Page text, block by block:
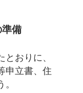
備
おりに、
申立書、住